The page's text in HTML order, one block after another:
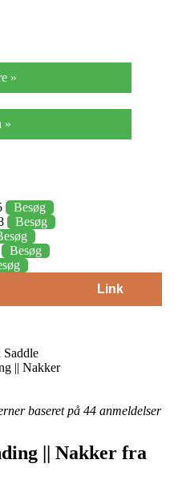
»
»
Besøg
Besøg
Besøg
Link
Saddle
|| Nakker
baseret på 44 anmeldelser
|| Nakker fra